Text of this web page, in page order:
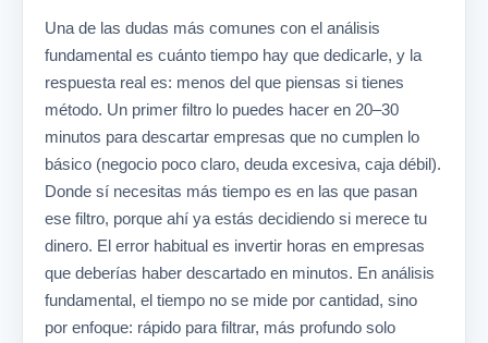
Una de las dudas más comunes con el análisis
fundamental es cuánto tiempo hay que dedicarle, y la
respuesta real es: menos del que piensas si tienes
método. Un primer filtro lo puedes hacer en 20–30
minutos para descartar empresas que no cumplen lo
básico (negocio poco claro, deuda excesiva, caja débil).
Donde sí necesitas más tiempo es en las que pasan
ese filtro, porque ahí ya estás decidiendo si merece tu
dinero. El error habitual es invertir horas en empresas
que deberías haber descartado en minutos. En análisis
fundamental, el tiempo no se mide por cantidad, sino
por enfoque: rápido para filtrar, más profundo solo